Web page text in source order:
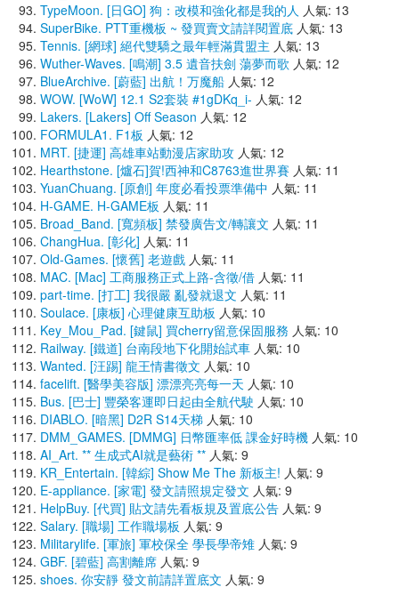
TypeMoon. [日GO] 狗：改模和強化都是我的人 人氣: 13
SuperBike. PTT重機板 ~ 發買賣文請詳閱置底 人氣: 13
Tennis. [網球] 絕代雙驕之最年輕滿貫盟主 人氣: 13
Wuther-Waves. [鳴潮] 3.5 遺音扶劍 蕩夢而歌 人氣: 12
BlueArchive. [蔚藍] 出航！万魔船 人氣: 12
WOW. [WoW] 12.1 S2套裝 #1gDKq_i- 人氣: 12
Lakers. [Lakers] Off Season 人氣: 12
FORMULA1. F1板 人氣: 12
MRT. [捷運] 高雄車站動漫店家助攻 人氣: 12
Hearthstone. [爐石]賀!西神和C8763進世界賽 人氣: 11
YuanChuang. [原創] 年度必看投票準備中 人氣: 11
H-GAME. H-GAME板 人氣: 11
Broad_Band. [寬頻板] 禁發廣告文/轉讓文 人氣: 11
ChangHua. [彰化] 人氣: 11
Old-Games. [懷舊] 老遊戲 人氣: 11
MAC. [Mac] 工商服務正式上路-含徵/借 人氣: 11
part-time. [打工] 我很嚴 亂發就退文 人氣: 11
Soulace. [康板] 心理健康互助板 人氣: 10
Key_Mou_Pad. [鍵鼠] 買cherry留意保固服務 人氣: 10
Railway. [鐵道] 台南段地下化開始試車 人氣: 10
Wanted. [汪踢] 龍王情書徵文 人氣: 10
facelift. [醫學美容版] 漂漂亮亮每一天 人氣: 10
Bus. [巴士] 豐榮客運即日起由全航代駛 人氣: 10
DIABLO. [暗黑] D2R S14天梯 人氣: 10
DMM_GAMES. [DMMG] 日幣匯率低 課金好時機 人氣: 10
AI_Art. ** 生成式AI就是藝術 ** 人氣: 9
KR_Entertain. [韓綜] Show Me The 新板主! 人氣: 9
E-appliance. [家電] 發文請照規定發文 人氣: 9
HelpBuy. [代買] 貼文請先看板規及置底公告 人氣: 9
Salary. [職場] 工作職場板 人氣: 9
Militarylife. [軍旅] 軍校保全 學長學帝雉 人氣: 9
GBF. [碧藍] 高割離席 人氣: 9
shoes. 你安靜 發文前請詳置底文 人氣: 9